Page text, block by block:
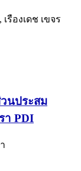
องเดช เขจร
นประสม
า PDI